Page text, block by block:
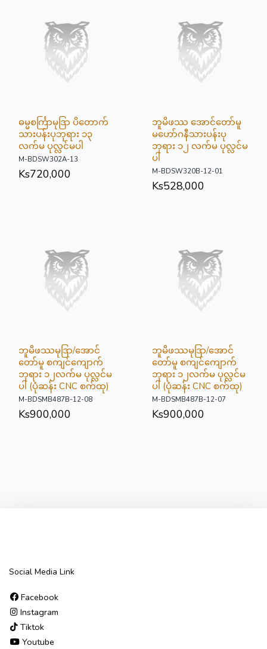
ဓမ္မစင်္ကြာမုဒြာ ပိတောက်
သားပန်းပုဘုရား ၁၃
လက်မ ပုလ္လင်မပါ
M-BDSW302A-13
Ks720,000
ဘူမိဖဿ အောင်တော်မူ
မဟော်ဂနီသားပန်းပု
ဘုရား ၁၂ လက်မ ပုလ္လင်မ
ပါ
M-BDSW320B-12-01
Ks528,000
ဘူမိဖဿမုဒြာ/အောင်
တော်မူ စကျင်ကျောက်
ဘုရား ၁၂လက်မ ပုလ္လင်မ
ပါ (ပုံဆန်း CNC စက်ထု)
M-BDSMB487B-12-08
Ks900,000
ဘူမိဖဿမုဒြာ/အောင်
တော်မူ စကျင်ကျောက်
ဘုရား ၁၂လက်မ ပုလ္လင်မ
ပါ (ပုံဆန်း CNC စက်ထု)
M-BDSMB487B-12-07
Ks900,000
Social Media Link
Facebook
Instagram
Tiktok
Youtube